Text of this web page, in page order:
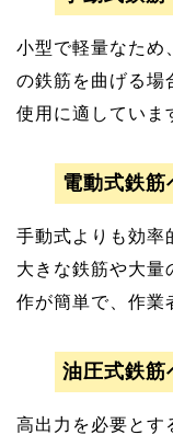
小型で軽量なため
の鉄筋を曲げる場
使用に適していま
電動式鉄筋
手動式よりも効率
大きな鉄筋や大量
作が簡単で、作業
油圧式鉄筋
高出力を必要とす